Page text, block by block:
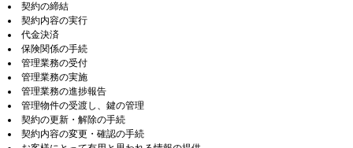
契約の締結
契約内容の実行
代金決済
保険関係の手続
管理業務の受付
管理業務の実施
管理業務の進捗報告
管理物件の受渡し、鍵の管理
契約の更新・解除の手続
契約内容の変更・確認の手続